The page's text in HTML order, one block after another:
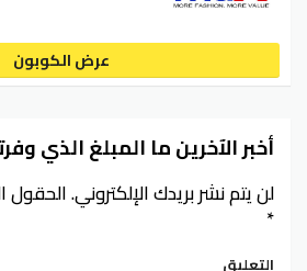
عرض الكوبون
أخبر الآخرين ما المبلغ الذي
لن يتم نشر بريدك الإلكتروني.الحقول
*
التعليق